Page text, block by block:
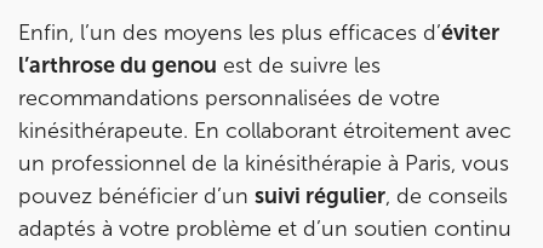
Enfin, l’un des moyens les plus efficaces d’éviter
l’arthrose du genou est de suivre les
recommandations personnalisées de votre
kinésithérapeute. En collaborant étroitement avec
un professionnel de la kinésithérapie à Paris, vous
pouvez bénéficier d’un suivi régulier, de conseils
adaptés à votre problème et d’un soutien continu
10 Rue Roubo 75011 Paris
01 83 96 48 65
Prenez RDV sur
Prenez RDV sur
IK VANVES